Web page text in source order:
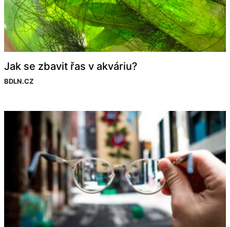
Jak se zbavit řas v akváriu?
BDLN.CZ